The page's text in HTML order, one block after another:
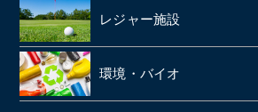
眼科クリニック
医薬品卸
障害者施設 ・就労継続支援施設
給食・テイクアウト・配達飲食
ラーメン屋
居酒屋
ドラッグストア
LPガス
ネイルサロン
税理士事務所・会計事務所
印刷
塗料・塗料卸売メーカー
段ボール
レジャー施設
ゴルフ場
クライミングジム・ボルダリングジム
環境・バイオ